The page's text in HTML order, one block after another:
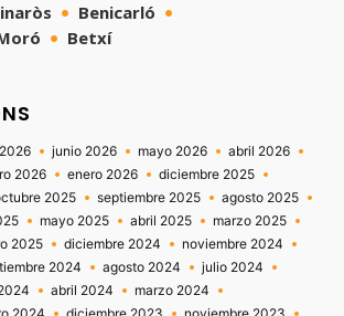
Benicarló
Betxí
junio 2026 mayo 2026
abril 2026
2026 enero 2026
diciembre 2025
2025 septiembre 2025
agosto 2025
mayo 2025 abril 2025
marzo 2025
2025 diciembre 2024
noviembre 2024
2024 agosto 2024
julio 2024
abril 2024
marzo 2024